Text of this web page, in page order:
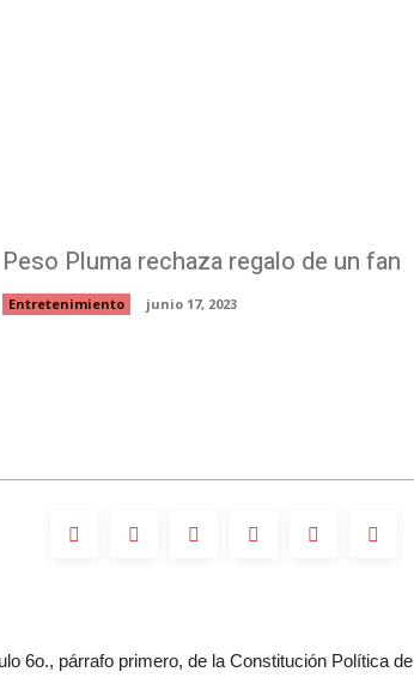
Peso Pluma rechaza regalo de un fan
Entretenimiento junio 17, 2023
6o., párrafo primero, de la Constitución Política de